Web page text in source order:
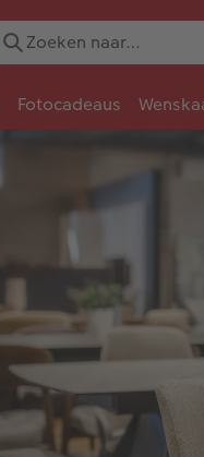
Fotocadeaus